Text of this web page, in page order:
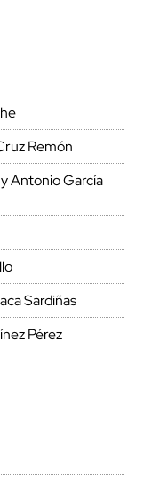
Remón
Antonio García
Sardiñas
Pérez